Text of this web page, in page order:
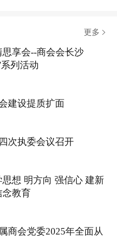
更多 
享会--商会会长沙
列活动
建设提质扩面
次执委会议召开
想 明方向 强信心 建新
念教育
商会党委2025年全面从